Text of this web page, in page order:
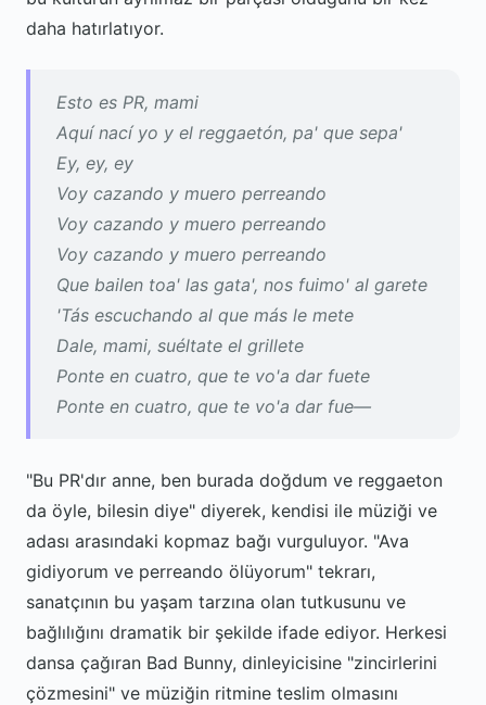
daha hatırlatıyor.
Esto es PR, mami
Aquí nací yo y el reggaetón, pa' que sepa'
Ey, ey, ey
Voy cazando y muero perreando
Voy cazando y muero perreando
Voy cazando y muero perreando
Que bailen toa' las gata', nos fuimo' al garete
'Tás escuchando al que más le mete
Dale, mami, suéltate el grillete
Ponte en cuatro, que te vo'a dar fuete
Ponte en cuatro, que te vo'a dar fue—
"Bu PR'dır anne, ben burada doğdum ve reggaeton
da öyle, bilesin diye" diyerek, kendisi ile müziği ve
adası arasındaki kopmaz bağı vurguluyor. "Ava
gidiyorum ve perreando ölüyorum" tekrarı,
sanatçının bu yaşam tarzına olan tutkusunu ve
bağlılığını dramatik bir şekilde ifade ediyor. Herkesi
dansa çağıran Bad Bunny, dinleyicisine "zincirlerini
çözmesini" ve müziğin ritmine teslim olmasını